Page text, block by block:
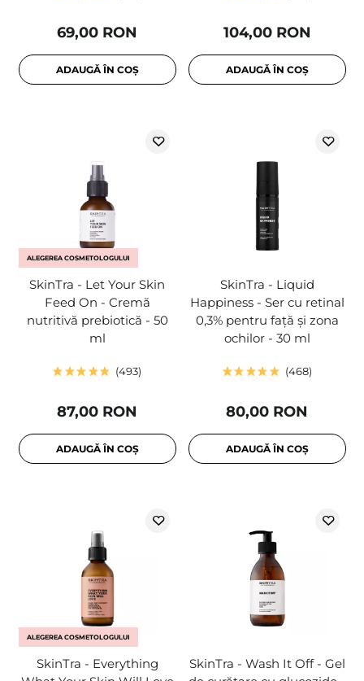
69,00 RON
ADAUGĂ ÎN COȘ
104,00 RON
ADAUGĂ ÎN COȘ
ALEGEREA COSMETOLOGULUI
SkinTra - Let Your Skin
Feed On - Cremă
nutritivă prebiotică - 50
ml
493
87,00 RON
ADAUGĂ ÎN COȘ
SkinTra - Liquid
Happiness - Ser cu retinal
0,3% pentru față și zona
ochilor - 30 ml
468
80,00 RON
ADAUGĂ ÎN COȘ
ALEGEREA COSMETOLOGULUI
SkinTra - Everything
SkinTra - Wash It Off - Gel